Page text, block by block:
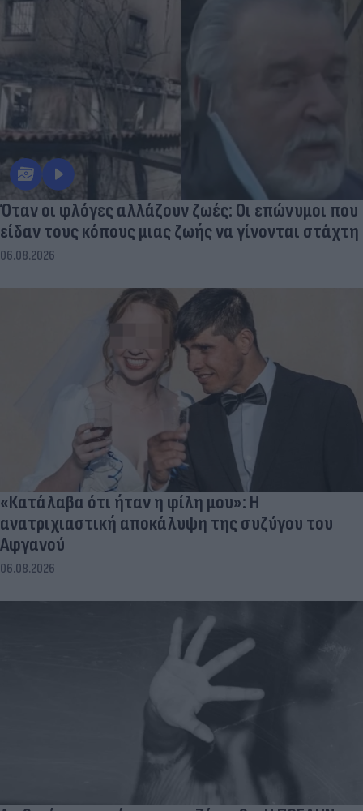
Όταν οι φλόγες αλλάζουν ζωές: Οι επώνυμοι που
είδαν τους κόπους μιας ζωής να γίνονται στάχτη
06.08.2026
«Κατάλαβα ότι ήταν η φίλη μου»: Η
ανατριχιαστική αποκάλυψη της συζύγου του
Αφγανού
06.08.2026